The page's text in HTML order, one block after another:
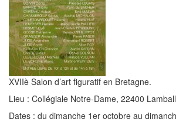
XVIIè Salon d’art figuratif en Bretagne.
Lieu : Collégiale Notre-Dame, 22400
Dates : du dimanche 1er octobre au